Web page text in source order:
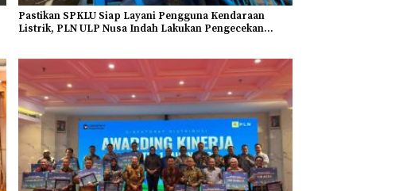
Pastikan SPKLU Siap Layani Pengguna Kendaraan
Listrik, PLN ULP Nusa Indah Lakukan Pengecekan